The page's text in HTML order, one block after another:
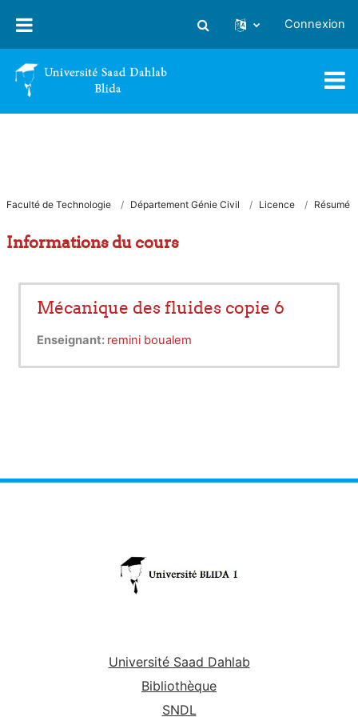
Activer/désactiver la saisie
Connexion
Faculté de Technologie Département Génie Civil Licence Résumé
Informations du cours
Mécanique des fluides copie 6
Enseignant: remini boualem
Université Saad Dahlab
Bibliothèque
SNDL